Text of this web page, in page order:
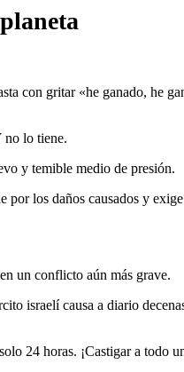
con gritar «he ganado, he
no lo tiene.
y temible medio de presión.
los daños causados y
un conflicto aún más grave.
israelí causa a diario
24 horas. ¡Castigar a todo